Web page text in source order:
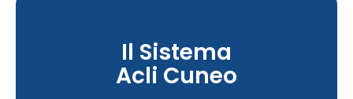
Il Sistema
Acli Cuneo